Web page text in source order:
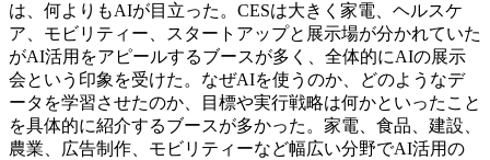
は、何よりもAIが目立った。CESは大きく家電、ヘルスケ
ア、モビリティー、スタートアップと展示場が分かれていた
がAI活用をアピールするブースが多く、全体的にAIの展示
会という印象を受けた。なぜAIを使うのか、どのようなデ
ータを学習させたのか、目標や実行戦略は何かといったこと
を具体的に紹介するブースが多かった。家電、食品、建設、
農業、広告制作、モビリティーなど幅広い分野でAI活用の